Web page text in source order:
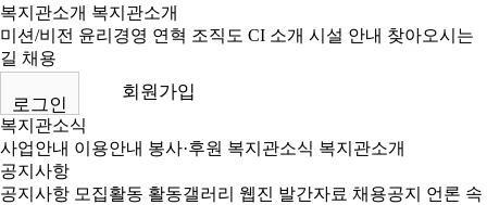
복지관소개 복지관소개
미션/비전 윤리경영 연혁 조직도 CI 소개 시설 안내 찾아오시는
길 채용
로그인
회원가입
복지관소식
사업안내 이용안내 봉사·후원 복지관소식 복지관소개
공지사항
공지사항 모집활동 활동갤러리 웹진 발간자료 채용공지
언론 속